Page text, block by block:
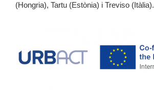
(Hongria), Tartu (Estònia) i Treviso (Itàlia).